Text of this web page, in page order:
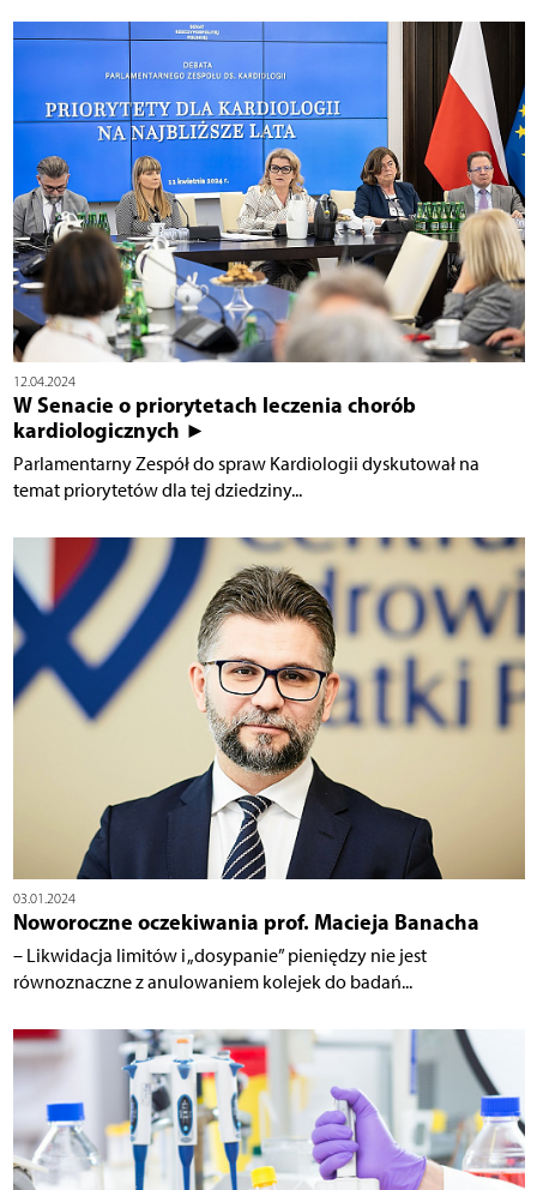
12.04.2024
W Senacie o priorytetach leczenia chorób
kardiologicznych ►
Parlamentarny Zespół do spraw Kardiologii dyskutował na
temat priorytetów dla tej dziedziny...
03.01.2024
Noworoczne oczekiwania prof. Macieja Banacha
– Likwidacja limitów i „dosypanie” pieniędzy nie jest
równoznaczne z anulowaniem kolejek do badań...